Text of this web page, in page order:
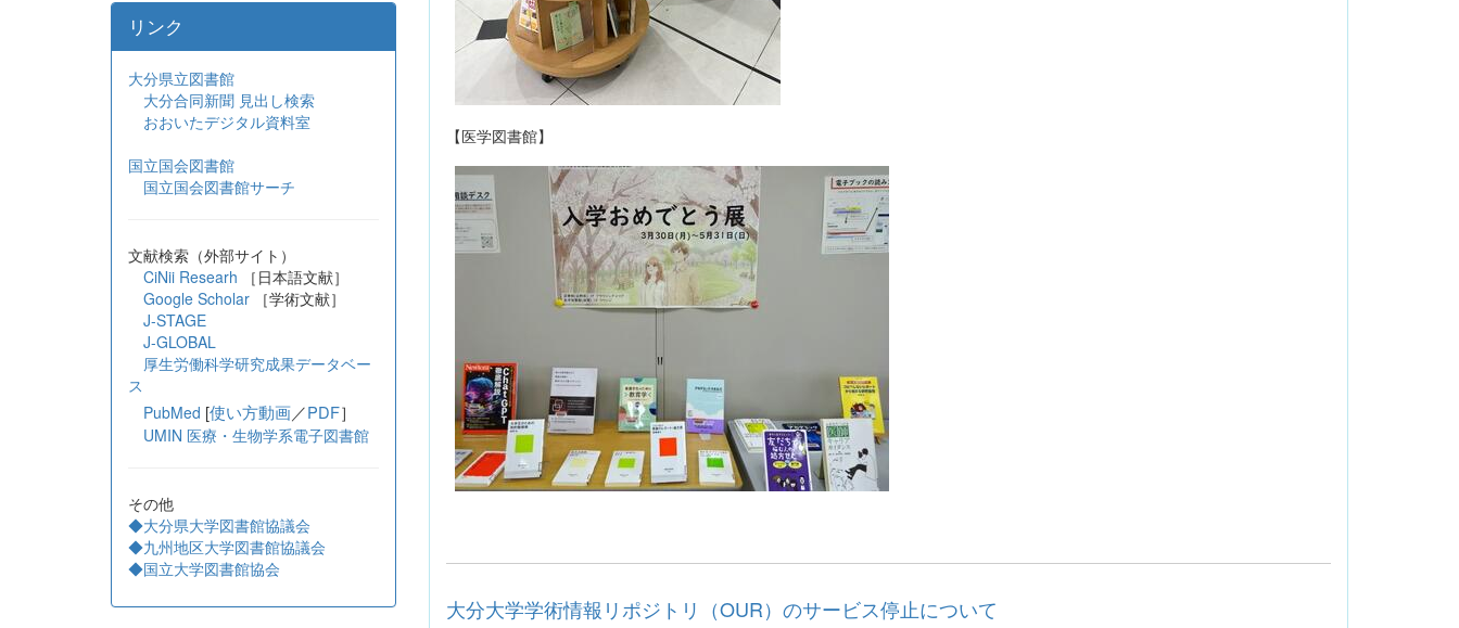
【医学図書館】
大分大学学術情報リポジトリ（OUR）のサービス停止について
リンク
大分県立図書館
大分合同新聞 見出し検索
おおいたデジタル資料室
国立国会図書館
国立国会図書館サーチ
文献検索（外部サイト）
CiNii Researh ［日本語文献］
Google Scholar
［学術文献］
J-STAGE
J-GLOBAL
厚生労働科学研究成果データベー
ス
PubMed [使い方動画／PDF］
UMIN 医療・生物学系電子図書館
その他
◆大分県大学図書館協議会
◆九州地区大学図書館協議会
◆国立大学図書館協会